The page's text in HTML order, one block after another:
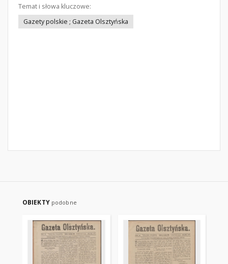
Temat i słowa kluczowe:
Gazety polskie ; Gazeta Olsztyńska
OBIEKTY podobne